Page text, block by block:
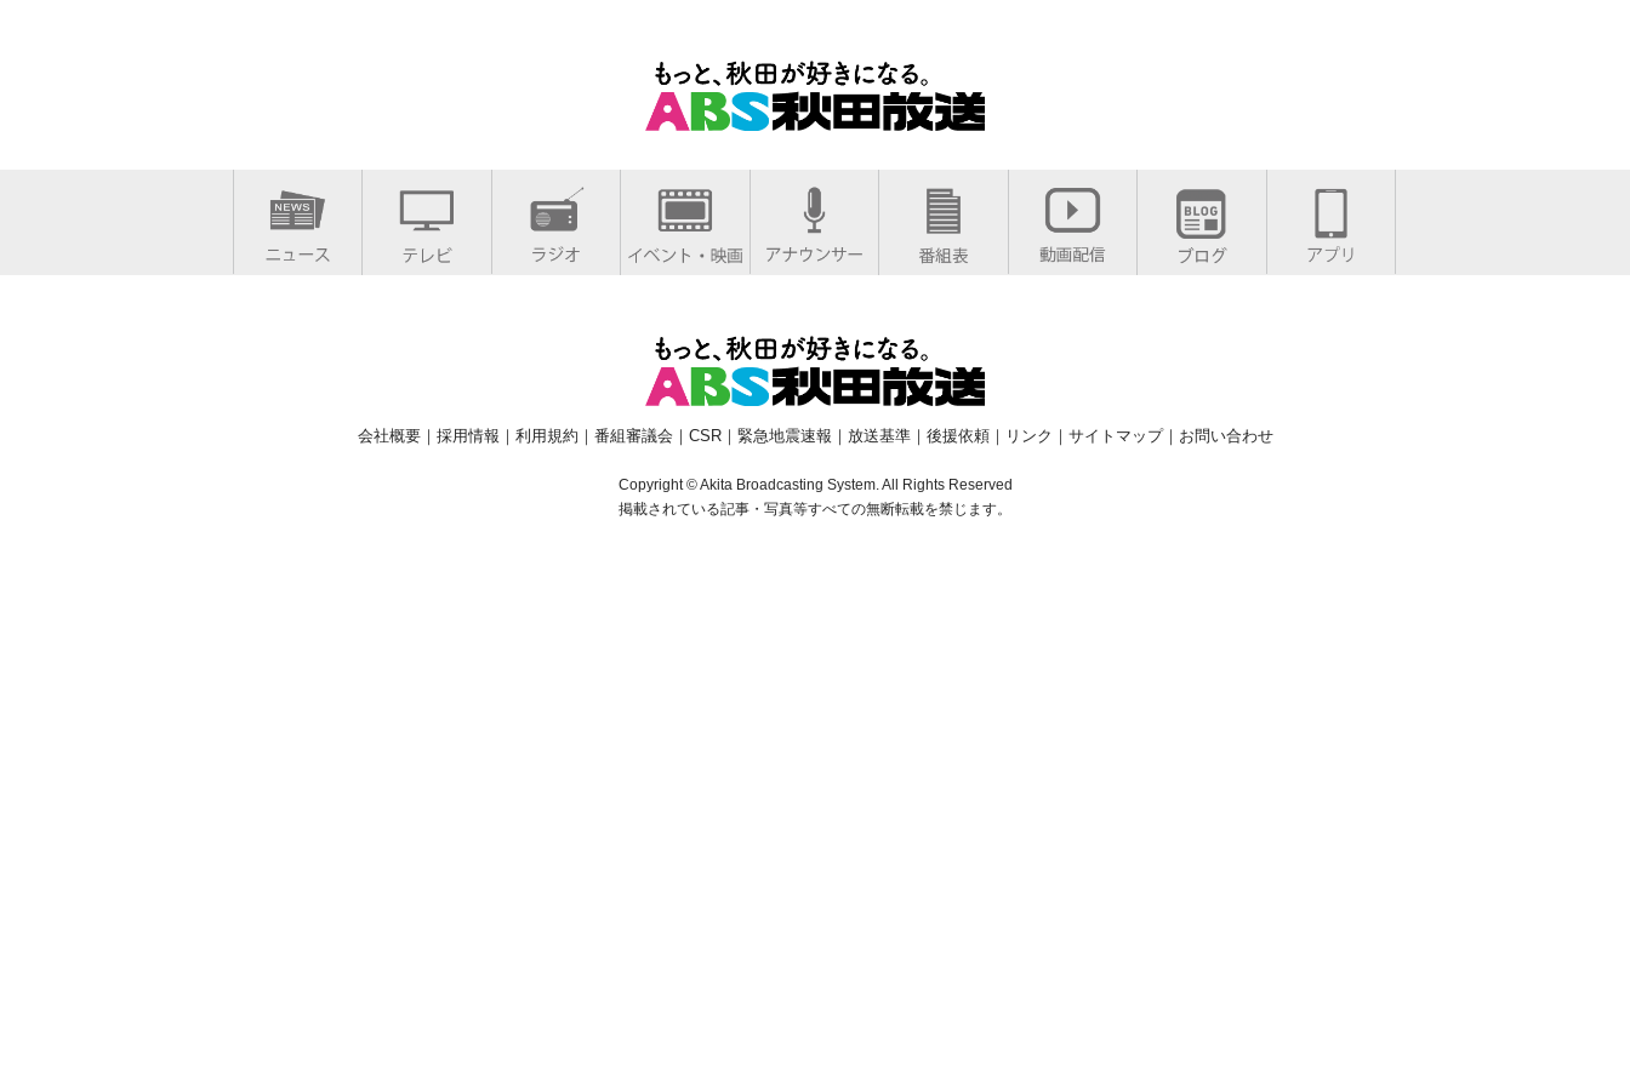
会社概要｜ 採用情報 ｜ 利用規約 ｜ 番組審議会 ｜ CSR｜ 緊急地震速報 ｜ 放送基準｜ 後援依頼｜ リンク ｜ サイトマップ｜ お問い合わせ
Copyright © Akita Broadcasting System. All Rights Reserved
掲載されている記事・写真等すべての無断転載を禁じます。